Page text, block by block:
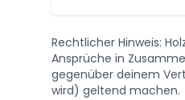
Rechtlicher Hinweis:
Ansprüche in
gegenüber deinem
wird) geltend machen.